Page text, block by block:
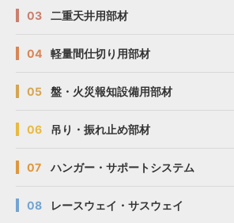
03 二重天井用部材
04 軽量間仕切り用部材
05 盤・火災報知設備用部材
06 吊り・振れ止め部材
07 ハンガー・サポートシステム
08 レースウェイ・サスウェイ